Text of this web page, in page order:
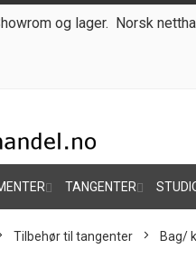
og lager. Norsk
TANGENTER
Tilbehør til tangenter Bag/